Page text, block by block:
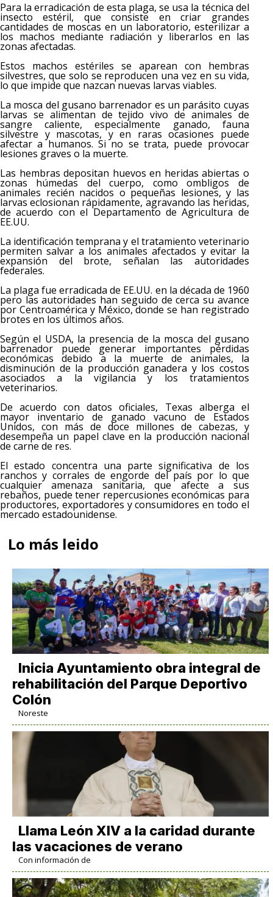
Para la erradicación de esta plaga, se usa la técnica del
insecto estéril, que consiste en criar grandes
cantidades de moscas en un laboratorio, esterilizar a
los machos mediante radiación y liberarlos en las
zonas afectadas.
Estos machos estériles se aparean con hembras
silvestres, que solo se reproducen una vez en su vida,
lo que impide que nazcan nuevas larvas viables.
La mosca del gusano barrenador es un parásito cuyas
larvas se alimentan de tejido vivo de animales de
sangre caliente, especialmente ganado, fauna
silvestre y mascotas, y en raras ocasiones puede
afectar a humanos. Si no se trata, puede provocar
lesiones graves o la muerte.
Las hembras depositan huevos en heridas abiertas o
zonas húmedas del cuerpo, como ombligos de
animales recién nacidos o pequeñas lesiones, y las
larvas eclosionan rápidamente, agravando las heridas,
de acuerdo con el Departamento de Agricultura de
EE.UU.
La identificación temprana y el tratamiento veterinario
permiten salvar a los animales afectados y evitar la
expansión del brote, señalan las autoridades
federales.
La plaga fue erradicada de EE.UU. en la década de 1960
pero las autoridades han seguido de cerca su avance
por Centroamérica y México, donde se han registrado
brotes en los últimos años.
Según el USDA, la presencia de la mosca del gusano
barrenador puede generar importantes pérdidas
económicas debido a la muerte de animales, la
disminución de la producción ganadera y los costos
asociados a la vigilancia y los tratamientos
veterinarios.
De acuerdo con datos oficiales, Texas alberga el
mayor inventario de ganado vacuno de Estados
Unidos, con más de doce millones de cabezas, y
desempeña un papel clave en la producción nacional
de carne de res.
El estado concentra una parte significativa de los
ranchos y corrales de engorde del país por lo que
cualquier amenaza sanitaria, que afecte a sus
rebaños, puede tener repercusiones económicas para
productores, exportadores y consumidores en todo el
mercado estadounidense.
Lo más leido
Inicia Ayuntamiento obra integral de
rehabilitación del Parque Deportivo
Colón
Noreste
Llama León XIV a la caridad durante
las vacaciones de verano
Con información de